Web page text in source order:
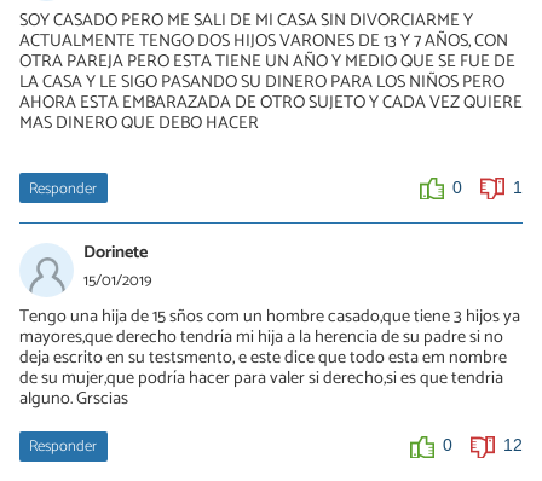
SOY CASADO PERO ME SALI DE MI CASA SIN DIVORCIARME Y
ACTUALMENTE TENGO DOS HIJOS VARONES DE 13 Y 7 AÑOS, CON
OTRA PAREJA PERO ESTA TIENE UN AÑO Y MEDIO QUE SE FUE DE
LA CASA Y LE SIGO PASANDO SU DINERO PARA LOS NIÑOS PERO
AHORA ESTA EMBARAZADA DE OTRO SUJETO Y CADA VEZ QUIERE
MAS DINERO QUE DEBO HACER
Responder 0 1
Dorinete
15/01/2019
Tengo una hija de 15 sños com un hombre casado,que tiene 3 hijos ya
mayores,que derecho tendría mi hija a la herencia de su padre si no
deja escrito en su testsmento, e este dice que todo esta em nombre
de su mujer,que podría hacer para valer si derecho,si es que tendria
alguno. Grscias
Responder 0 12